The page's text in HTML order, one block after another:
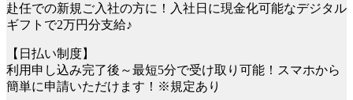
赴任での新規ご入社の方に！入社日に現金化可能なデジタル
ギフトで2万円分支給♪
【日払い制度】
利用申し込み完了後～最短5分で受け取り可能！スマホから
簡単に申請いただけます！※規定あり